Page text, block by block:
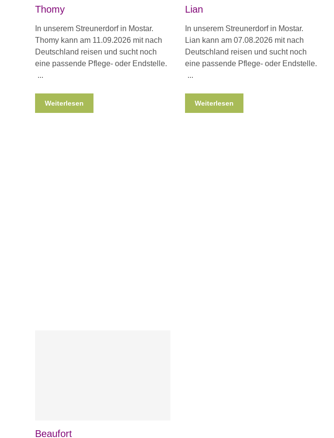
Thomy
In unserem Streunerdorf in Mostar.
Thomy kann am 11.09.2026 mit nach
Deutschland reisen und sucht noch
eine passende Pflege- oder Endstelle.
Weiterlesen
Lian
In unserem Streunerdorf in Mostar.
Lian kann am 07.08.2026 mit nach
Deutschland reisen und sucht noch
eine passende Pflege- oder Endstelle.
Weiterlesen
Beaufort